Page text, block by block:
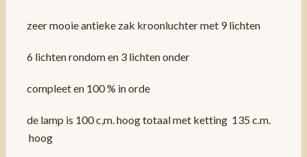
zeer mooie antieke zak kroonluchter met 9 lichten
6 lichten rondom en 3 lichten onder
compleet en 100 % in orde
de lamp is 100 c,m. hoog totaal met ketting 135 c.m.
hoog